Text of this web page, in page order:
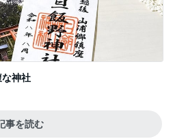
神社
事を読む